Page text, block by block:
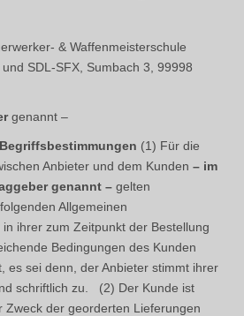
& Waffenmeisterschule
SDL-SFX, Sumbach 3, 99998
genannt –
(1) Für die
Anbieter und dem Kunden – im
genannt – gelten
Allgemeinen
ihrer zum Zeitpunkt der Bestellung
Bedingungen des Kunden
es sei denn, der Anbieter stimmt ihrer
schriftlich zu. (2) Der Kunde ist
Zweck der georderten Lieferungen